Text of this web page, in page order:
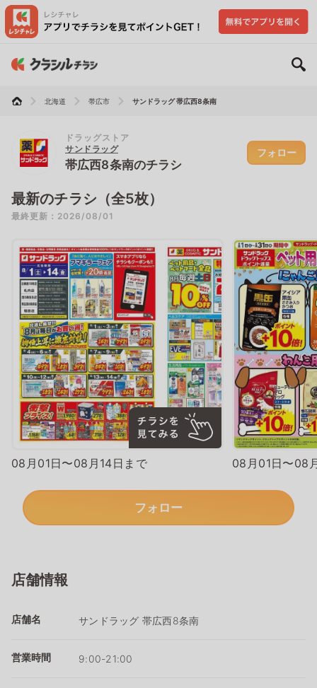
北海道 帯広市 サンドラッグ 帯広西8条南
ドラッグストア
サンドラッグ
帯広西8条南のチラシ
フォロー
最新のチラシ（全5枚）
最終更新：2026/08/01
08月01日〜08月14日まで 08月01日〜08
フォロー
店舗情報
店舗名 サンドラッグ 帯広西8条南
営業時間 9:00-21:00